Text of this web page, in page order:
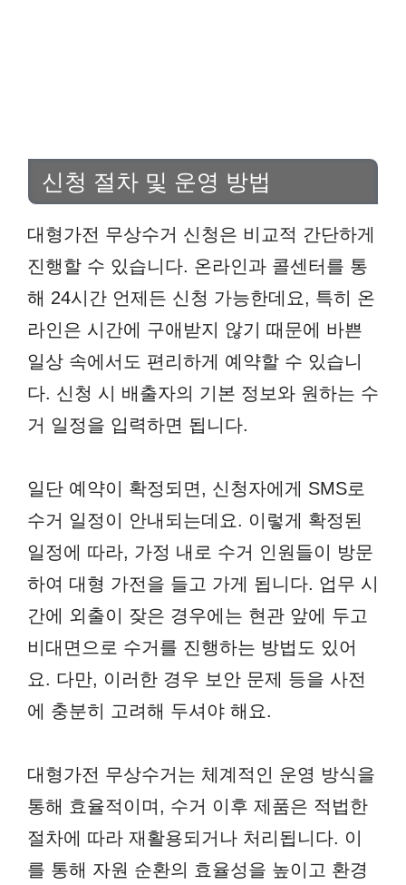
신청 절차 및 운영 방법
대형가전 무상수거 신청은 비교적 간단하게
진행할 수 있습니다. 온라인과 콜센터를 통
해 24시간 언제든 신청 가능한데요, 특히 온
라인은 시간에 구애받지 않기 때문에 바쁜
일상 속에서도 편리하게 예약할 수 있습니
다. 신청 시 배출자의 기본 정보와 원하는 수
거 일정을 입력하면 됩니다.
일단 예약이 확정되면, 신청자에게 SMS로
수거 일정이 안내되는데요. 이렇게 확정된
일정에 따라, 가정 내로 수거 인원들이 방문
하여 대형 가전을 들고 가게 됩니다. 업무 시
간에 외출이 잦은 경우에는 현관 앞에 두고
비대면으로 수거를 진행하는 방법도 있어
요. 다만, 이러한 경우 보안 문제 등을 사전
에 충분히 고려해 두셔야 해요.
대형가전 무상수거는 체계적인 운영 방식을
통해 효율적이며, 수거 이후 제품은 적법한
절차에 따라 재활용되거나 처리됩니다. 이
를 통해 자원 순환의 효율성을 높이고 환경